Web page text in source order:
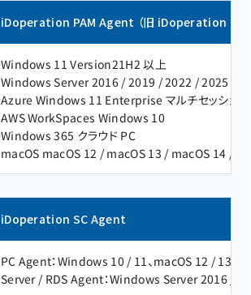
iDoperation PAM Agent （旧 iDoperation
Windows 11 Version21H2 以上
Windows Server 2016 / 2019 / 2022 / 2025
Azure Windows 11 Enterprise マルチセッション
AWS WorkSpaces Windows 10
Windows 365 クラウド PC
macOS macOS 12 / macOS 13 / macOS 14 /
iDoperation SC Agent
PC Agent：Windows 10 / 11、macOS 12 / 13 /
Server / RDS Agent：Windows Server 2016 /